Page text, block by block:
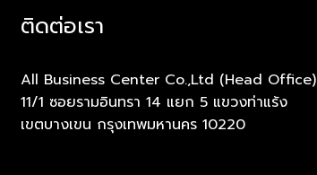
ติดต่อเรา
All Business Center Co.,Ltd (Head Office)
11/1 ซอยรามอินทรา 14 แยก 5 แขวงท่าแร้ง
เขตบางเขน กรุงเทพมหานคร 10220